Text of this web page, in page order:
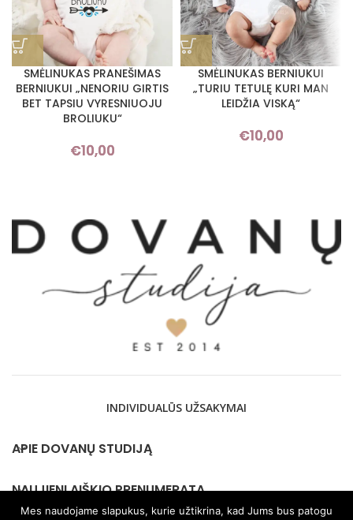
SMĖLINUKAS PRANEŠIMAS
BERNIUKUI „NENORIU GIRTIS
BET TAPSIU VYRESNIUOJU
BROLIUKU“
€10,00
SMĖLINUKAS BERNIUKUI
„TURIU TETULĘ KURI MAN
LEIDŽIA VISKĄ“
€10,00
INDIVIDUALŪS UŽSAKYMAI
APIE DOVANŲ STUDIJĄ
NAUJIENLAIŠKIO PRENUMERATA
Mes naudojame slapukus, kurie užtikrina, kad Jums bus patogu